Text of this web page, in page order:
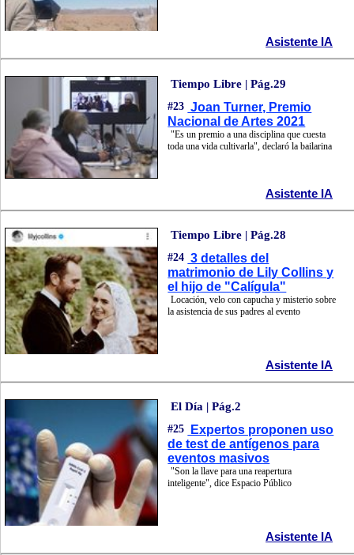
Asistente IA
Tiempo Libre | Pág.29
#23 Joan Turner, Premio
Nacional de Artes 2021
"Es un premio a una disciplina que cuesta
toda una vida cultivarla", declaró la bailarina
Asistente IA
Tiempo Libre | Pág.28
#24 3 detalles del
matrimonio de Lily Collins y
el hijo de "Calígula"
Locación, velo con capucha y misterio sobre
la asistencia de sus padres al evento
Asistente IA
El Día | Pág.2
#25
Expertos proponen uso
de test de antígenos para
eventos masivos
"Son la llave para una reapertura
inteligente", dice Espacio Público
Asistente IA